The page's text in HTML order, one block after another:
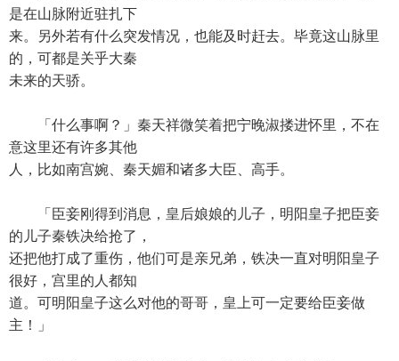
是在山脉附近驻扎下
来。另外若有什么突发情况，也能及时赶去。毕竟这山脉里
的，可都是关乎大秦
未来的天骄。
「什么事啊？」秦天祥微笑着把宁晚淑搂进怀里，不在
意这里还有许多其他
人，比如南宫婉、秦天媚和诸多大臣、高手。
「臣妾刚得到消息，皇后娘娘的儿子，明阳皇子把臣妾
的儿子秦铁决给抢了，
还把他打成了重伤，他们可是亲兄弟，铁决一直对明阳皇子
很好，宫里的人都知
道。可明阳皇子这么对他的哥哥，皇上可一定要给臣妾做
主！」